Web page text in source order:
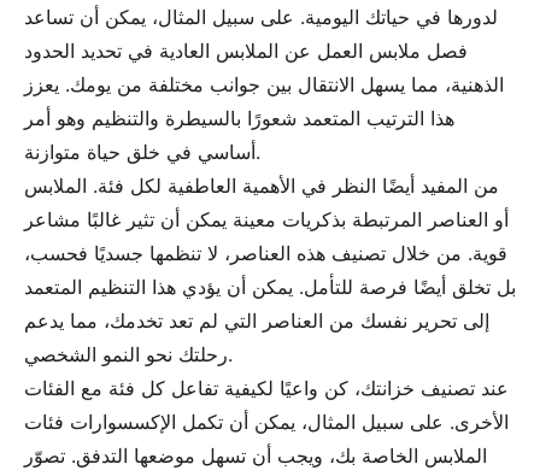
لدورها في حياتك اليومية. على سبيل المثال، يمكن أن تساعد
فصل ملابس العمل عن الملابس العادية في تحديد الحدود
الذهنية، مما يسهل الانتقال بين جوانب مختلفة من يومك. يعزز
هذا الترتيب المتعمد شعورًا بالسيطرة والتنظيم وهو أمر
أساسي في خلق حياة متوازنة.
من المفيد أيضًا النظر في الأهمية العاطفية لكل فئة. الملابس
أو العناصر المرتبطة بذكريات معينة يمكن أن تثير غالبًا مشاعر
قوية. من خلال تصنيف هذه العناصر، لا تنظمها جسديًا فحسب،
بل تخلق أيضًا فرصة للتأمل. يمكن أن يؤدي هذا التنظيم المتعمد
إلى تحرير نفسك من العناصر التي لم تعد تخدمك، مما يدعم
رحلتك نحو النمو الشخصي.
عند تصنيف خزانتك، كن واعيًا لكيفية تفاعل كل فئة مع الفئات
الأخرى. على سبيل المثال، يمكن أن تكمل الإكسسوارات فئات
الملابس الخاصة بك، ويجب أن تسهل موضعها التدفق. تصوّر